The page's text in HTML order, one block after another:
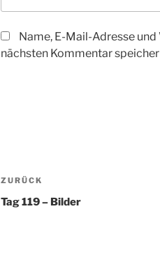
Name, E-Mail-Adresse
nächsten Kommentar
Beitragsnavigation
Vorheriger
Beitrag
ZURÜCK
Tag 119 – Bilder